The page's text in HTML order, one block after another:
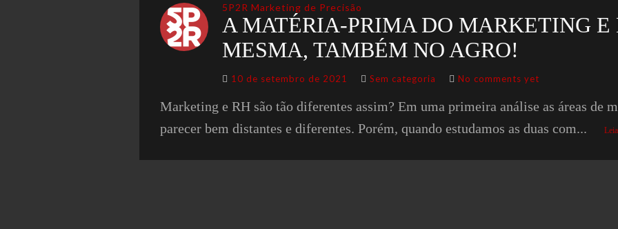
5P2R Marketing de Precisão
A MATÉRIA-PRIMA DO MARKETING E
MESMA, TAMBÉM NO AGRO!
10 de setembro de 2021 Sem categoria No comments yet
Marketing e RH são tão diferentes assim? Em uma primeira análise as áreas de
parecer bem distantes e diferentes. Porém, quando estudamos as duas com...